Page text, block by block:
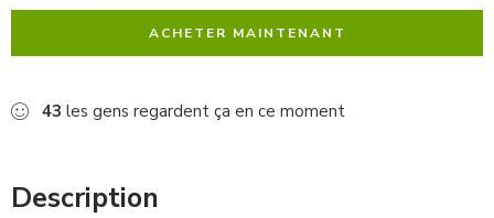
ACHETER MAINTENANT
43 les gens regardent ça en ce moment
Description